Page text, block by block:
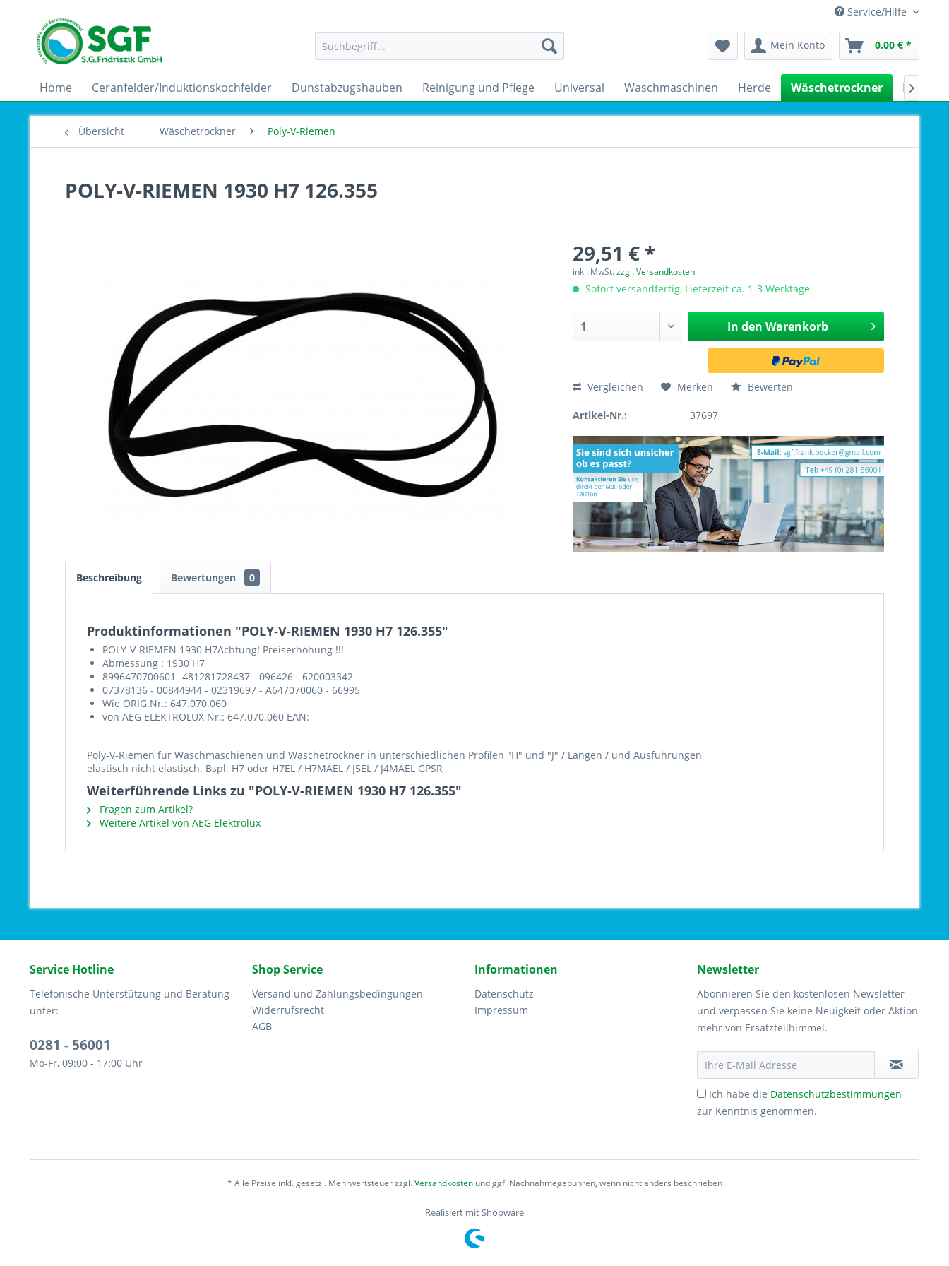
Service/Hilfe
Mein Konto 0,00 € *
Home Ceranfelder/Induktionskochfelder Dunstabzugshauben Reinigung und Pflege Universal Waschmaschinen Herde Wäschetrockner 
Übersicht Wäschetrockner Poly-V-Riemen
POLY-V-RIEMEN 1930 H7 126.355
29,51 € *
inkl. MwSt.zzgl. Versandkosten
Sofort versandfertig, Lieferzeit ca. 1-3 Werktage
In den Warenkorb
Vergleichen Merken Bewerten
Artikel-Nr.: 37697
Beschreibung Bewertungen 0
Produktinformationen "POLY-V-RIEMEN 1930 H7 126.355"
POLY-V-RIEMEN 1930 H7Achtung! Preiserhöhung !!!
Abmessung : 1930 H7
8996470700601 -481281728437 - 096426 - 620003342
07378136 - 00844944 - 02319697 - A647070060 - 66995
Wie ORIG.Nr.: 647.070.060
von AEG ELEKTROLUX Nr.: 647.070.060 EAN:
Poly-V-Riemen für Waschmaschienen und Wäschetrockner in unterschiedlichen Profilen "H" und "J" / Längen / und Ausführungen
elastisch nicht elastisch. Bspl. H7 oder H7EL / H7MAEL / J5EL / J4MAEL GPSR
Weiterführende Links zu "POLY-V-RIEMEN 1930 H7 126.355"
Fragen zum Artikel?
Weitere Artikel von AEG Elektrolux
Service Hotline
Telefonische Unterstützung und Beratung
unter:
0281 - 56001
Mo-Fr, 09:00 - 17:00 Uhr
Shop Service
Versand und Zahlungsbedingungen
Widerrufsrecht
AGB
Informationen
Datenschutz
Impressum
Newsletter
Abonnieren Sie den kostenlosen Newsletter
und verpassen Sie keine Neuigkeit oder Aktion
mehr von Ersatzteilhimmel.
Ich habe die Datenschutzbestimmungen
zur Kenntnis genommen.
* Alle Preise inkl. gesetzl. Mehrwertsteuer zzgl.Versandkostenund ggf. Nachnahmegebühren, wenn nicht anders beschrieben
Realisiert mit Shopware